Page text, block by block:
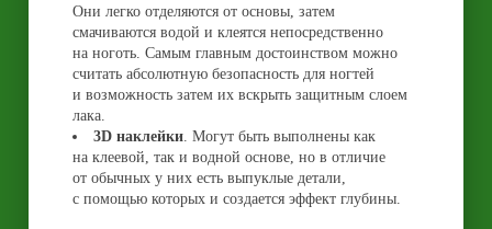
Они легко отделяются от основы, затем
смачиваются водой и клеятся непосредственно
на ноготь. Самым главным достоинством можно
считать абсолютную безопасность для ногтей
и возможность затем их вскрыть защитным слоем
лака.
3D наклейки. Могут быть выполнены как
на клеевой, так и водной основе, но в отличие
от обычных у них есть выпуклые детали,
с помощью которых и создается эффект глубины.